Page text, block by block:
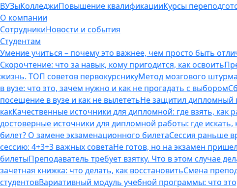
ВУЗыКолледжиПовышение квалификацииКурсы
О компании
СотрудникиНовости и события
Студентам
Умение учиться – почему это важнее, чем просто быть
Скорочтение: что за навык, кому пригодится, как освоить
жизнь. ТОП советов первокурсникуМетод мозгового
в вузе: что это, зачем нужно и как не прогадать с выбором
посещение в вузе и как не вылететьНе защитил дипломный
какКачественные источники для дипломной: где взять, как
достоверные источники для дипломной работы: где искать,
билет? О замене экзаменационного билетаСессия раньше
сессию: 4+3+3 важных советаНе готов, но на экзамен
билетыПреподаватель требует взятку. Что в этом случае
зачетная книжка: что делать, как восстановитьСмена
студентовВариативный модуль учебной программы: что